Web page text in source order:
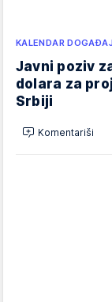
KALENDAR
Javni poziv
dolara za
Srbiji
Komentariši